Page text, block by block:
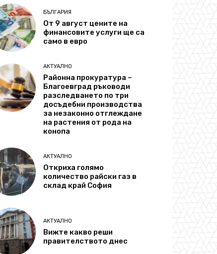
БЪЛГАРИЯ
От 9 август цените на
финансовите услуги ще са
само в евро
АКТУАЛНО
Районна прокуратура –
Благоевград ръководи
разследването по три
досъдебни производства
за незаконно отглеждане
на растения от рода на
конопа
АКТУАЛНО
Откриха голямо
количество райски газ в
склад край София
АКТУАЛНО
Вижте какво реши
правителството днес